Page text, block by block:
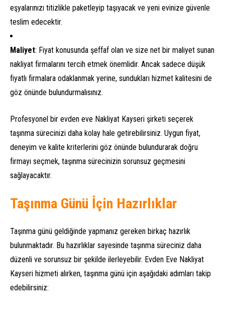
eşyalarınızı titizlikle paketleyip taşıyacak ve yeni evinize güvenle
teslim edecektir.
Maliyet: Fiyat konusunda şeffaf olan ve size net bir maliyet sunan
nakliyat firmalarını tercih etmek önemlidir. Ancak sadece düşük
fiyatlı firmalara odaklanmak yerine, sundukları hizmet kalitesini de
göz önünde bulundurmalısınız.
Profesyonel bir evden eve Nakliyat Kayseri şirketi seçerek
taşınma sürecinizi daha kolay hale getirebilirsiniz. Uygun fiyat,
deneyim ve kalite kriterlerini göz önünde bulundurarak doğru
firmayı seçmek, taşınma sürecinizin sorunsuz geçmesini
sağlayacaktır.
Taşınma Günü İçin Hazırlıklar
Taşınma günü geldiğinde yapmanız gereken birkaç hazırlık
bulunmaktadır. Bu hazırlıklar sayesinde taşınma süreciniz daha
düzenli ve sorunsuz bir şekilde ilerleyebilir. Evden Eve Nakliyat
Kayseri hizmeti alırken, taşınma günü için aşağıdaki adımları takip
edebilirsiniz: